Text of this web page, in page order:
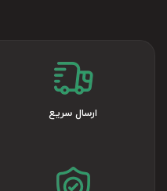
ارسال سریع